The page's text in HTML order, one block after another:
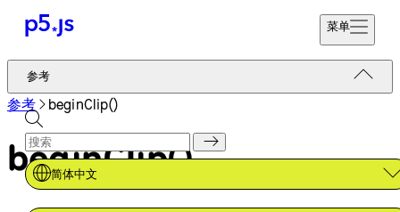
菜单
教程
示例
贡献
社区
关于
开始编码
参考
简体中文
参考 beginClip()
beginClip()